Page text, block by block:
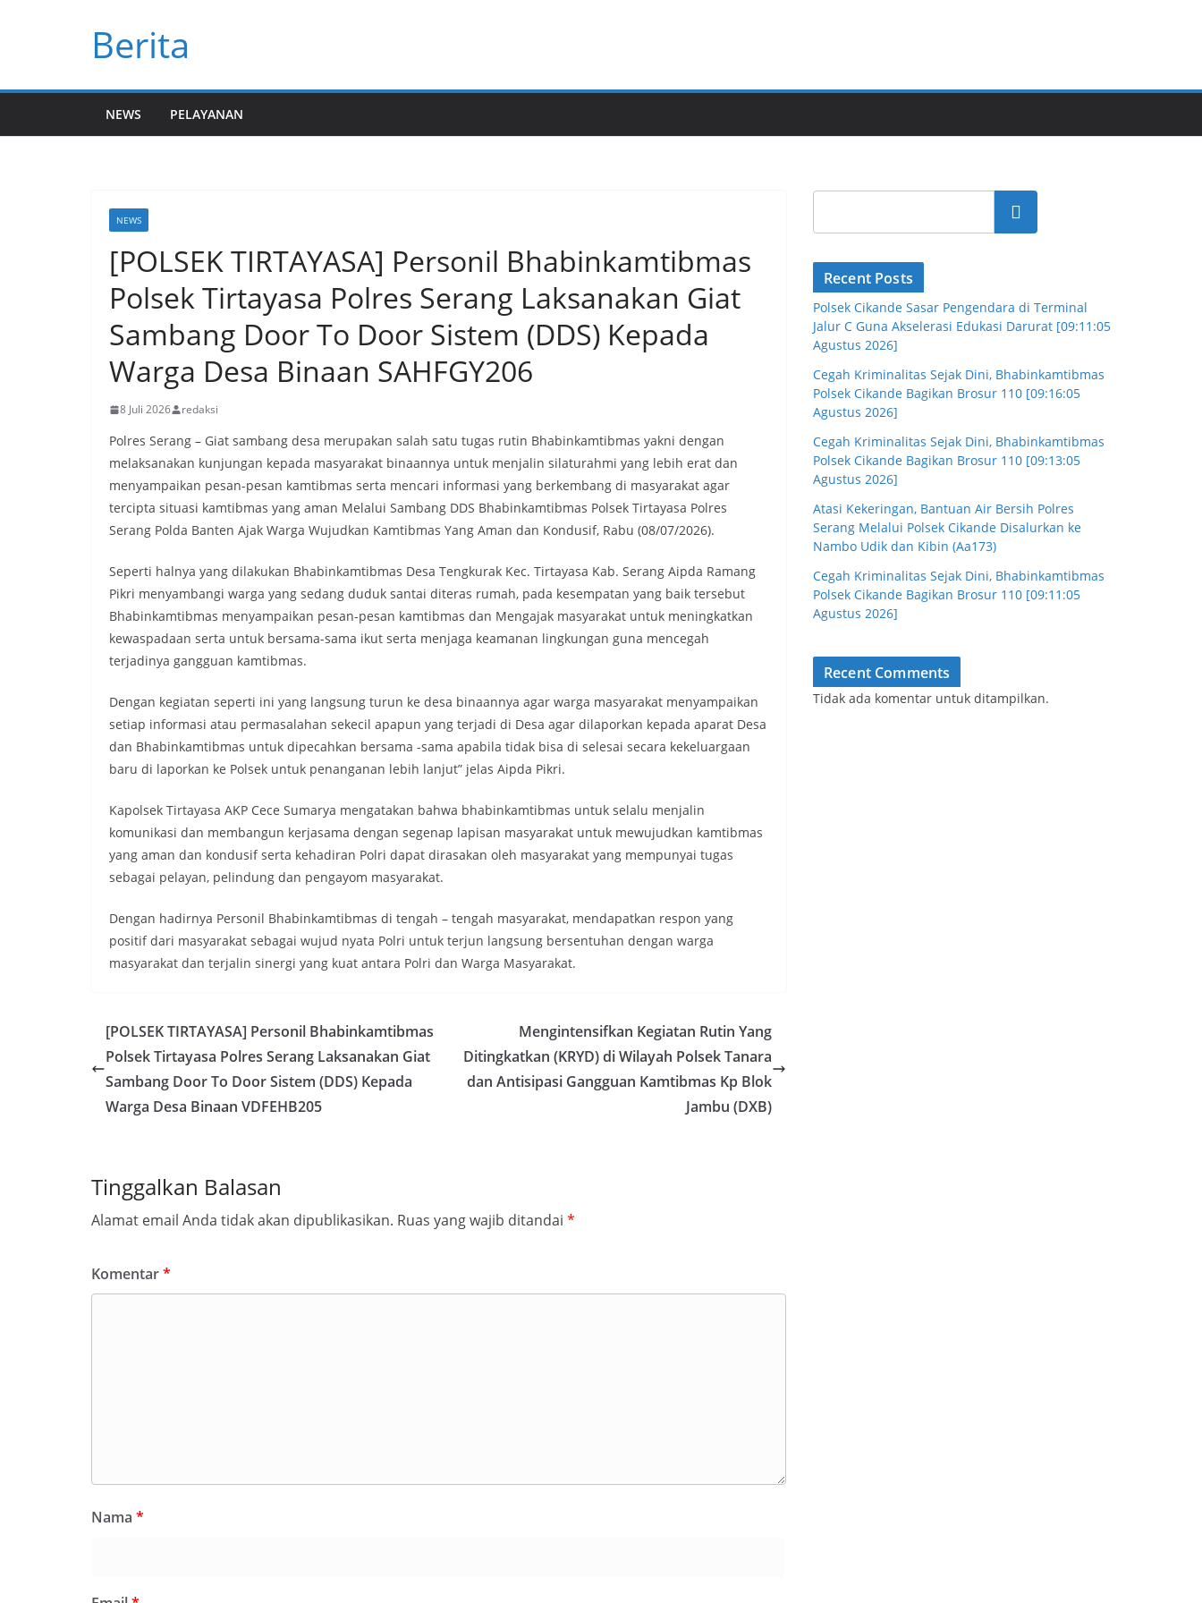
Berita
NEWS PELAYANAN
NEWS
[POLSEK TIRTAYASA] Personil Bhabinkamtibmas
Polsek Tirtayasa Polres Serang Laksanakan Giat
Sambang Door To Door Sistem (DDS) Kepada
Warga Desa Binaan SAHFGY206
8 Juli 2026 redaksi
Polres Serang – Giat sambang desa merupakan salah satu tugas rutin Bhabinkamtibmas yakni dengan
melaksanakan kunjungan kepada masyarakat binaannya untuk menjalin silaturahmi yang lebih erat dan
menyampaikan pesan-pesan kamtibmas serta mencari informasi yang berkembang di masyarakat agar
tercipta situasi kamtibmas yang aman Melalui Sambang DDS Bhabinkamtibmas Polsek Tirtayasa Polres
Serang Polda Banten Ajak Warga Wujudkan Kamtibmas Yang Aman dan Kondusif, Rabu (08/07/2026).
Seperti halnya yang dilakukan Bhabinkamtibmas Desa Tengkurak Kec. Tirtayasa Kab. Serang Aipda Ramang
Pikri menyambangi warga yang sedang duduk santai diteras rumah, pada kesempatan yang baik tersebut
Bhabinkamtibmas menyampaikan pesan-pesan kamtibmas dan Mengajak masyarakat untuk meningkatkan
kewaspadaan serta untuk bersama-sama ikut serta menjaga keamanan lingkungan guna mencegah
terjadinya gangguan kamtibmas.
Dengan kegiatan seperti ini yang langsung turun ke desa binaannya agar warga masyarakat menyampaikan
setiap informasi atau permasalahan sekecil apapun yang terjadi di Desa agar dilaporkan kepada aparat Desa
dan Bhabinkamtibmas untuk dipecahkan bersama -sama apabila tidak bisa di selesai secara kekeluargaan
baru di laporkan ke Polsek untuk penanganan lebih lanjut” jelas Aipda Pikri.
Kapolsek Tirtayasa AKP Cece Sumarya mengatakan bahwa bhabinkamtibmas untuk selalu menjalin
komunikasi dan membangun kerjasama dengan segenap lapisan masyarakat untuk mewujudkan kamtibmas
yang aman dan kondusif serta kehadiran Polri dapat dirasakan oleh masyarakat yang mempunyai tugas
sebagai pelayan, pelindung dan pengayom masyarakat.
Dengan hadirnya Personil Bhabinkamtibmas di tengah – tengah masyarakat, mendapatkan respon yang
positif dari masyarakat sebagai wujud nyata Polri untuk terjun langsung bersentuhan dengan warga
masyarakat dan terjalin sinergi yang kuat antara Polri dan Warga Masyarakat.
[POLSEK TIRTAYASA] Personil Bhabinkamtibmas
Polsek Tirtayasa Polres Serang Laksanakan Giat
Sambang Door To Door Sistem (DDS) Kepada
Warga Desa Binaan VDFEHB205
Mengintensifkan Kegiatan Rutin Yang
Ditingkatkan (KRYD) di Wilayah Polsek Tanara
dan Antisipasi Gangguan Kamtibmas Kp Blok
Jambu (DXB)
Tinggalkan Balasan
Alamat email Anda tidak akan dipublikasikan. Ruas yang wajib ditandai *
Komentar*
Nama *
Cari
Recent Posts
Polsek Cikande Sasar Pengendara di Terminal
Jalur C Guna Akselerasi Edukasi Darurat [09:11:05
Agustus 2026]
Cegah Kriminalitas Sejak Dini, Bhabinkamtibmas
Polsek Cikande Bagikan Brosur 110 [09:16:05
Agustus 2026]
Cegah Kriminalitas Sejak Dini, Bhabinkamtibmas
Polsek Cikande Bagikan Brosur 110 [09:13:05
Agustus 2026]
Atasi Kekeringan, Bantuan Air Bersih Polres
Serang Melalui Polsek Cikande Disalurkan ke
Nambo Udik dan Kibin (Aa173)
Cegah Kriminalitas Sejak Dini, Bhabinkamtibmas
Polsek Cikande Bagikan Brosur 110 [09:11:05
Agustus 2026]
Recent Comments
Tidak ada komentar untuk ditampilkan.